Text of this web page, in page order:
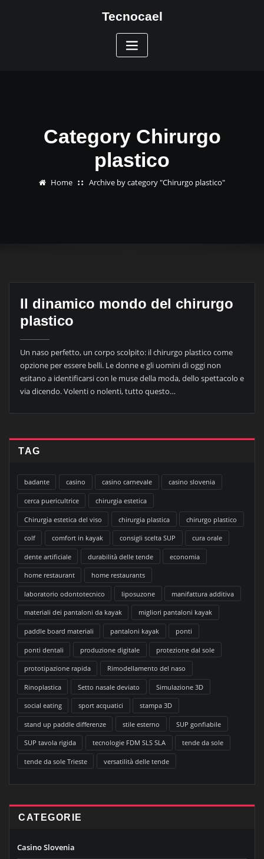
Tecnocael
Category Chirurgo
plastico
Home Archive by category "Chirurgo plastico"
Il dinamico mondo del chirurgo
plastico
Un naso perfetto, un corpo scolpito: il chirurgo plastico come
opzione per essere belli. Le donne e gli uomini di oggi non
esitano a identificarsi con le muse della moda, dello spettacolo e
via dicendo. Volenti o nolenti, tutto questo…
TAG
badante casino casino carnevale casino slovenia
cerca puericultrice chirurgia estetica
Chirurgia estetica del viso chirurgia plastica chirurgo plastico
colf comfort in kayak consigli scelta SUP cura orale
dente artificiale durabilità delle tende economia
home restaurant home restaurants
laboratorio odontotecnico liposuzone manifattura additiva
materiali dei pantaloni da kayak migliori pantaloni kayak
paddle board materiali pantaloni kayak ponti
ponti dentali produzione digitale protezione dal sole
prototipazione rapida Rimodellamento del naso
Rinoplastica Setto nasale deviato Simulazione 3D
social eating sport acquatici stampa 3D
stand up paddle differenze stile esterno SUP gonfiabile
SUP tavola rigida tecnologie FDM SLS SLA tende da sole
tende da sole Trieste versatilità delle tende
CATEGORIE
Casino Slovenia